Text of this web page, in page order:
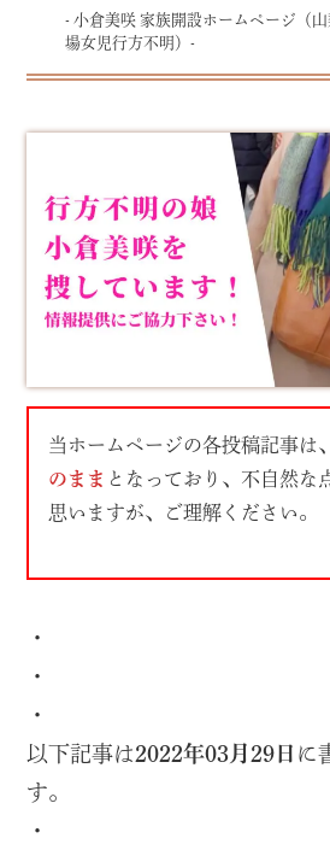
- 小倉美咲 家族開設ホームページ（
場女児行方不明）-
当ホームページの各投稿記事は
のまま となっており、不自然な
思いますが、ご理解ください。
・
・
・
以下記事は2022年03月29日 に
す。
・